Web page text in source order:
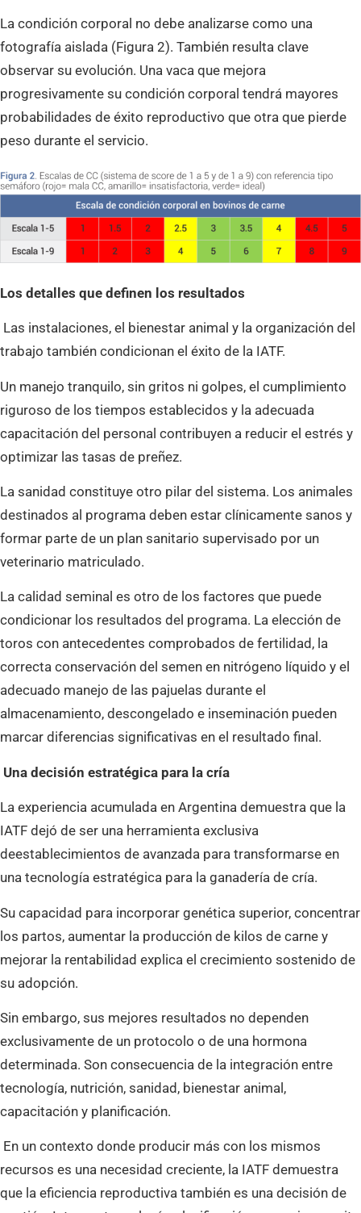
La condición corporal no debe analizarse como una
fotografía aislada (Figura 2). También resulta clave
observar su evolución. Una vaca que mejora
progresivamente su condición corporal tendrá mayores
probabilidades de éxito reproductivo que otra que pierde
peso durante el servicio.
Los detalles que definen los resultados
Las instalaciones, el bienestar animal y la organización del
trabajo también condicionan el éxito de la IATF.
Un manejo tranquilo, sin gritos ni golpes, el cumplimiento
riguroso de los tiempos establecidos y la adecuada
capacitación del personal contribuyen a reducir el estrés y
optimizar las tasas de preñez.
La sanidad constituye otro pilar del sistema. Los animales
destinados al programa deben estar clínicamente sanos y
formar parte de un plan sanitario supervisado por un
veterinario matriculado.
La calidad seminal es otro de los factores que puede
condicionar los resultados del programa. La elección de
toros con antecedentes comprobados de fertilidad, la
correcta conservación del semen en nitrógeno líquido y el
adecuado manejo de las pajuelas durante el
almacenamiento, descongelado e inseminación pueden
marcar diferencias significativas en el resultado final.
Una decisión estratégica para la cría
La experiencia acumulada en Argentina demuestra que la
IATF dejó de ser una herramienta exclusiva
deestablecimientos de avanzada para transformarse en
una tecnología estratégica para la ganadería de cría.
Su capacidad para incorporar genética superior, concentrar
los partos, aumentar la producción de kilos de carne y
mejorar la rentabilidad explica el crecimiento sostenido de
su adopción.
Sin embargo, sus mejores resultados no dependen
exclusivamente de un protocolo o de una hormona
determinada. Son consecuencia de la integración entre
tecnología, nutrición, sanidad, bienestar animal,
capacitación y planificación.
En un contexto donde producir más con los mismos
recursos es una necesidad creciente, la IATF demuestra
que la eficiencia reproductiva también es una decisión de